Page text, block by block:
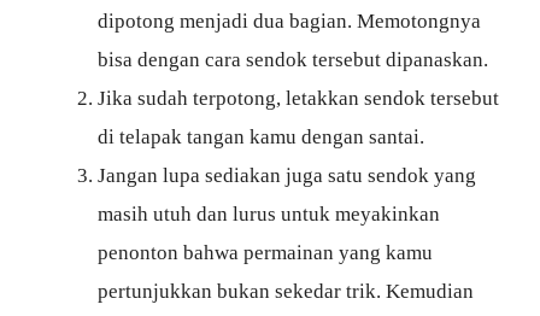
dipotong menjadi dua bagian. Memotongnya
bisa dengan cara sendok tersebut dipanaskan.
Jika sudah terpotong, letakkan sendok tersebut
di telapak tangan kamu dengan santai.
Jangan lupa sediakan juga satu sendok yang
masih utuh dan lurus untuk meyakinkan
penonton bahwa permainan yang kamu
pertunjukkan bukan sekedar trik. Kemudian